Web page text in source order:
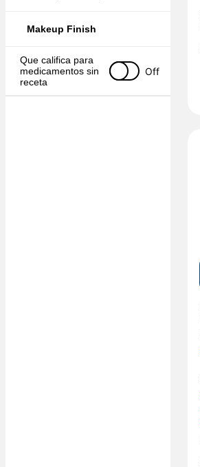
Makeup Finish
Que califica para
medicamentos sin
receta
Off